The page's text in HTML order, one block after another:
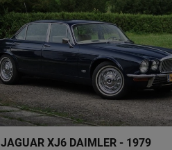
JAGUAR XJ6 DAIMLER - 1979